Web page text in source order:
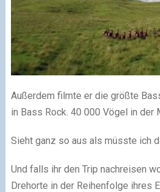
Außerdem filmte er die größte
in Bass Rock. 40 000 Vögel in der
Sieht ganz so aus als müsste ich
Und falls ihr den Trip nachreisen
Drehorte in der Reihenfolge ihres